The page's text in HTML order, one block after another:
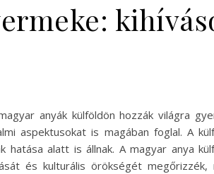
anyák külföldön hozzák világra
aspektusokat is magában foglal. A
hatása alatt is állnak. A magyar anya
és kulturális örökségét megőrizzék,